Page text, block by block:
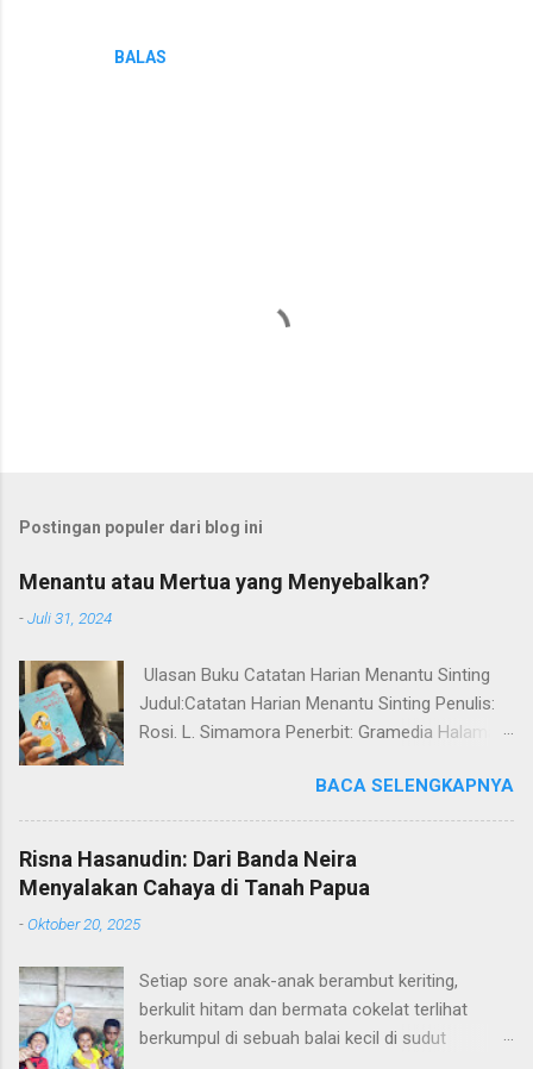
BALAS
t
g
K
m
e
n
t
a
r
Postingan populer dari blog ini
Menantu atau Mertua yang Menyebalkan?
-Juli 31, 2024
Ulasan Buku Catatan Harian Menantu Sinting
Judul:Catatan Harian Menantu Sinting Penulis:
Rosi. L. Simamora Penerbit: Gramedia Halaman:
9786020380674 Genre: Drama Rempong! Satu
kata yang pas untuk ditujukan kepada mertua si
Minar yang kepo maksimal dengan kehidupan
perkawinannya dan Sahat. Saban hari
pertanyaan Mamak Mertua tak jauh dari isi perut
Minar. "Udah hamilnya kau, Minar?" "Kok belum
kehidupan ini dibuat Mamak Sahat. Pening!
Satu kata yang pas untuk menggambarkan
peningnya Mamak Mertua dengan kondisi anak-
BACA SELENGKAPNYA
Risna Hasanudin: Dari Banda Neira
Menyalakan Cahaya di Tanah Papua
-Oktober 20, 2025
Setiap sore anak-anak berambut keriting,
berkulit hitam dan bermata cokelat terlihat
berkumpul di sebuah balai kecil di sudut